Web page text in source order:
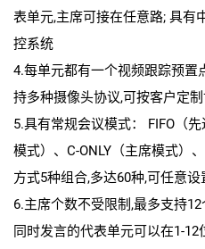
表单元,主席可接在任意路; 具有
控系统
4.每单元都有一个视频跟踪预置
持多种摄像头协议,可按客户定
5.具有常规会议模式： FIFO（
模式）、C-ONLY（主席模式）
方式5种组合,多达60种,可任意设
6.主席个数不受限制,最多支持
同时发言的代表单元可以在1-12